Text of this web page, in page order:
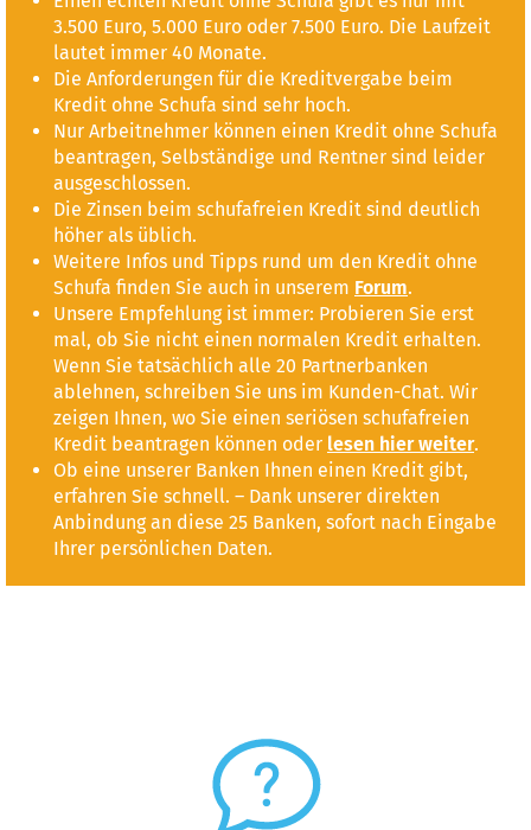
3.500 Euro, 5.000 Euro oder 7.500 Euro. Die Laufzeit
lautet immer 40 Monate.
Die Anforderungen für die Kreditvergabe beim
Kredit ohne Schufa sind sehr hoch.
Nur Arbeitnehmer können einen Kredit ohne Schufa
beantragen, Selbständige und Rentner sind leider
ausgeschlossen.
Die Zinsen beim schufafreien Kredit sind deutlich
höher als üblich.
Weitere Infos und Tipps rund um den Kredit ohne
Schufa finden Sie auch in unserem Forum.
Unsere Empfehlung ist immer: Probieren Sie erst
mal, ob Sie nicht einen normalen Kredit erhalten.
Wenn Sie tatsächlich alle 20 Partnerbanken
ablehnen, schreiben Sie uns im Kunden-Chat. Wir
zeigen Ihnen, wo Sie einen seriösen schufafreien
Kredit beantragen können oder lesen hier weiter.
Ob eine unserer Banken Ihnen einen Kredit gibt,
erfahren Sie schnell. – Dank unserer direkten
Anbindung an diese 25 Banken, sofort nach Eingabe
Ihrer persönlichen Daten.